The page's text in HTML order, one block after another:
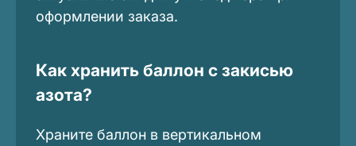
оформлении заказа.
Как хранить баллон с закисью
азота?
Храните баллон в вертикальном